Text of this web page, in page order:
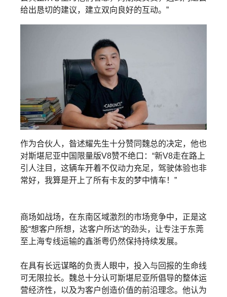
给出恳切的建议，建立双向良好的互动。”
作为合伙人，昝述耀先生十分赞同魏总的决定，他也
对斯堪尼亚中国限量版V8赞不绝口：“新V8走在路上
引人注目，这辆车开着不仅动力充足，驾驶体验也非
常好，我算是开上了所有卡友的梦中情车！”
商场如战场，在东南区域激烈的市场竞争中，正是这
股“想客户所想，达客户所达”的劲头，让专注于东莞
至上海专线运输的鑫浙粤仍然保持持续发展。
在具有长远谋略的负责人眼中，投入与回报的生命线
可无限拉长。魏总十分认可斯堪尼亚所倡导的整体运
营经济性，以及为客户创造价值的前沿理念。他认为